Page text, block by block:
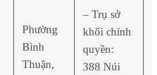
Phường
Bình
Thuận,
– Trụ sở
khối chính
quyền:
388 Núi